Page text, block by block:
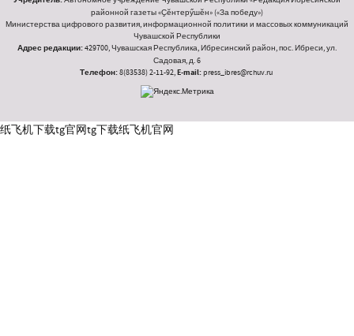
районной газеты «Ҫӗнтерӳшӗн» («За победу»)
Министерства цифрового развития, информационной политики и массовых коммуникаций
Чувашской Республики
Адрес редакции:429700, Чувашская Республика, Ибресинский район, пос. Ибреси, ул.
Садовая, д. 6
Телефон:8(83538) 2-11-92,E-mail:press_ibres@rchuv.ru
纸飞机下载tg官网tg下载纸飞机官网